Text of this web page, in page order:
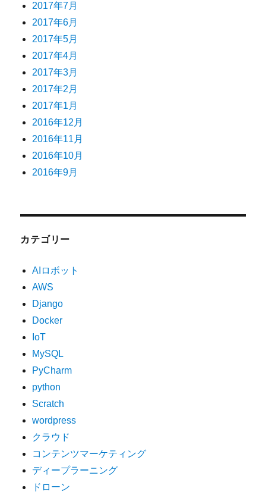
2017年7月
2017年6月
2017年5月
2017年4月
2017年3月
2017年2月
2017年1月
2016年12月
2016年11月
2016年10月
2016年9月
カテゴリー
AIロボット
AWS
Django
Docker
IoT
MySQL
PyCharm
python
Scratch
wordpress
クラウド
コンテンツマーケティング
ディープラーニング
ドローン